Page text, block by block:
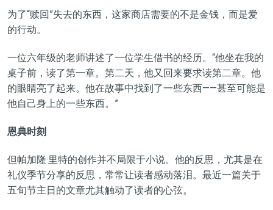
为了“赎回”失去的东西，这家商店需要的不是金钱，而是爱
的行动。
一位六年级的老师讲述了一位学生借书的经历。“他坐在我的
桌子前，读了第一章。第二天，他又回来要求读第二章。他
的眼睛亮了起来。他在故事中找到了一些东西——甚至可能是
他自己身上的一些东西。”
恩典时刻
但帕加隆·里特的创作并不局限于小说。他的反思，尤其是在
礼仪季节分享的反思，常常让读者感动落泪。最近一篇关于
五旬节主日的文章尤其触动了读者的心弦。